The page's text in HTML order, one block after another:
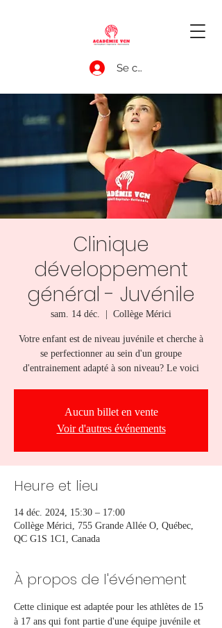
Se connecter
Clinique
développement
général - Juvénile
sam. 14 déc. Collège Mérici
Votre enfant est de niveau juvénile et cherche à
se perfectionner au sein d'un groupe
d'entrainement adapté à son niveau? Le voici
Aucun billet en vente
Voir d'autres événements
Heure et lieu
14 déc. 2024, 15:30 – 17:00
Collège Mérici, 755 Grande Allée O, Québec,
QC G1S 1C1, Canada
À propos de l'événement
Cette clinique est adaptée pour les athlètes de 15
à 17 ans qui font partie d'une équipe juvénile et